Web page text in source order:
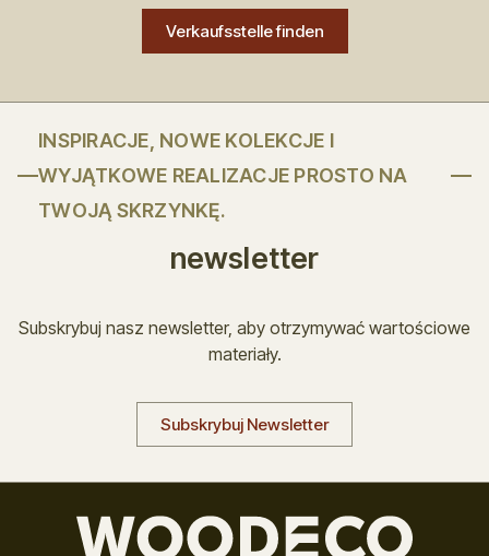
Verkaufsstelle finden
INSPIRACJE, NOWE KOLEKCJE I
WYJĄTKOWE REALIZACJE PROSTO NA
TWOJĄ SKRZYNKĘ.
newsletter
Subskrybuj nasz newsletter, aby otrzymywać wartościowe
materiały.
Subskrybuj Newsletter